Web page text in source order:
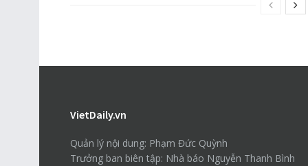
VietDaily.vn
Quản lý nội dung: Phạm Đức Quỳnh
Trưởng ban biên tập: Nhà báo Nguyễn Thanh Bình